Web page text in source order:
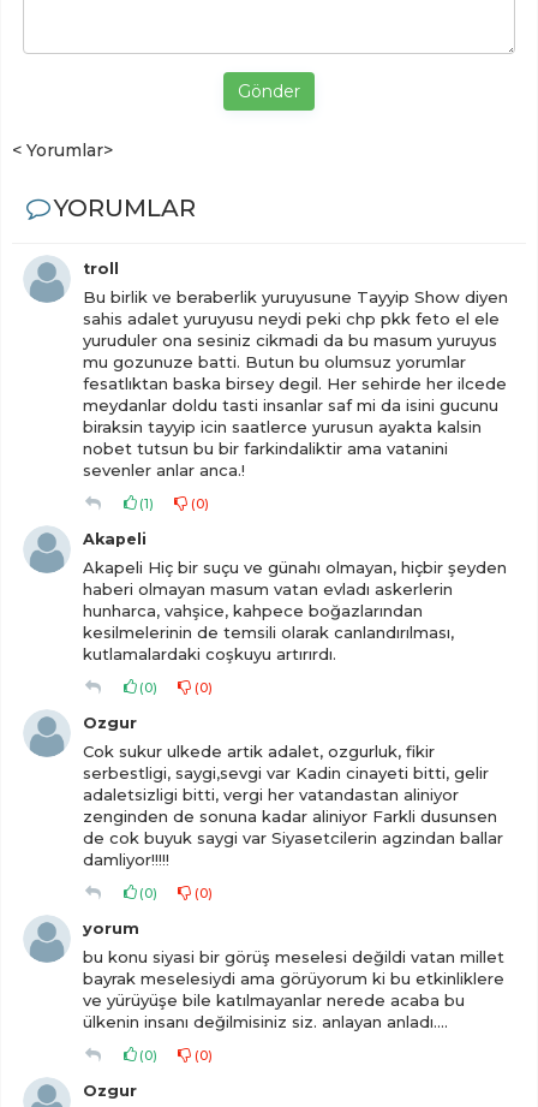
Gönder
< Yorumlar>
YORUMLAR
troll
Bu birlik ve beraberlik yuruyusune Tayyip Show diyen
sahis adalet yuruyusu neydi peki chp pkk feto el ele
yuruduler ona sesiniz cikmadi da bu masum yuruyus
mu gozunuze batti. Butun bu olumsuz yorumlar
fesatlıktan baska birsey degil. Her sehirde her ilcede
meydanlar doldu tasti insanlar saf mi da isini gucunu
biraksin tayyip icin saatlerce yurusun ayakta kalsin
nobet tutsun bu bir farkindaliktir ama vatanini
sevenler anlar anca.!
(1) (0)
Akapeli
Akapeli Hiç bir suçu ve günahı olmayan, hiçbir şeyden
haberi olmayan masum vatan evladı askerlerin
hunharca, vahşice, kahpece boğazlarından
kesilmelerinin de temsili olarak canlandırılması,
kutlamalardaki coşkuyu artırırdı.
(0) (0)
Ozgur
Cok sukur ulkede artik adalet, ozgurluk, fikir
serbestligi, saygi,sevgi var Kadin cinayeti bitti, gelir
adaletsizligi bitti, vergi her vatandastan aliniyor
zenginden de sonuna kadar aliniyor Farkli dusunsen
de cok buyuk saygi var Siyasetcilerin agzindan ballar
damliyor!!!!!
(0) (0)
yorum
bu konu siyasi bir görüş meselesi değildi vatan millet
bayrak meselesiydi ama görüyorum ki bu etkinliklere
ve yürüyüşe bile katılmayanlar nerede acaba bu
ülkenin insanı değilmisiniz siz. anlayan anladı....
(0) (0)
Ozgur